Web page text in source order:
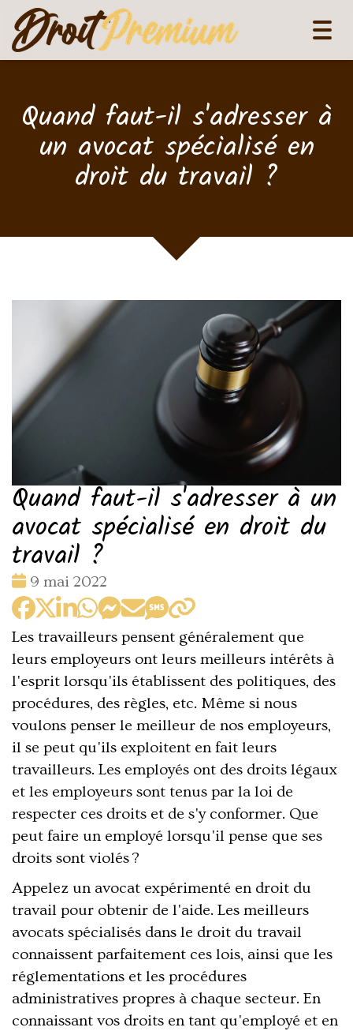
Quand faut-il s'adresser à
un avocat spécialisé en
droit du travail ?
Quand faut-il s'adresser à un
avocat spécialisé en droit du
travail ?
Date
:
9 mai 2022
Les travailleurs pensent généralement que
leurs employeurs ont leurs meilleurs intérêts à
l'esprit lorsqu'ils établissent des politiques, des
procédures, des règles, etc. Même si nous
voulons penser le meilleur de nos employeurs,
il se peut qu'ils exploitent en fait leurs
travailleurs. Les employés ont des droits légaux
et les employeurs sont tenus par la loi de
respecter ces droits et de s'y conformer. Que
peut faire un employé lorsqu'il pense que ses
droits sont violés ?
Appelez un avocat expérimenté en droit du
travail pour obtenir de l'aide. Les meilleurs
avocats spécialisés dans le droit du travail
connaissent parfaitement ces lois, ainsi que les
réglementations et les procédures
administratives propres à chaque secteur. En
connaissant vos droits en tant qu'employé et en